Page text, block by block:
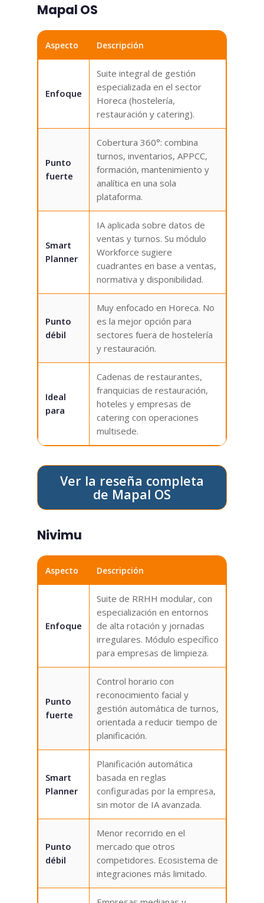
Mapal OS
Aspecto Descripción
Enfoque
Suite integral de gestión
especializada en el sector
Horeca (hostelería,
restauración y catering).
Punto
fuerte
Cobertura 360°: combina
turnos, inventarios, APPCC,
formación, mantenimiento y
analítica en una sola
plataforma.
Smart
Planner
IA aplicada sobre datos de
ventas y turnos. Su módulo
Workforce sugiere
cuadrantes en base a ventas,
normativa y disponibilidad.
Punto
débil
Muy enfocado en Horeca. No
es la mejor opción para
sectores fuera de hostelería
y restauración.
Ideal
para
Cadenas de restaurantes,
franquicias de restauración,
hoteles y empresas de
catering con operaciones
multisede.
Ver la reseña completa
de Mapal OS
Nivimu
Aspecto Descripción
Enfoque
Suite de RRHH modular, con
especialización en entornos
de alta rotación y jornadas
irregulares. Módulo específico
para empresas de limpieza.
Punto
fuerte
Control horario con
reconocimiento facial y
gestión automática de turnos,
orientada a reducir tiempo de
planificación.
Smart
Planner
Planificación automática
basada en reglas
configuradas por la empresa,
sin motor de IA avanzada.
Punto
débil
Menor recorrido en el
mercado que otros
competidores. Ecosistema de
integraciones más limitado.